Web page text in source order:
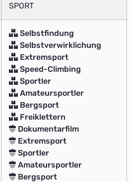
SPORT
Selbstfindung
Selbstverwirklichung
Extremsport
Speed-Climbing
Sportler
Amateursportler
Bergsport
Freiklettern
Dokumentarfilm
Extremsport
Sportler
Amateursportler
Bergsport